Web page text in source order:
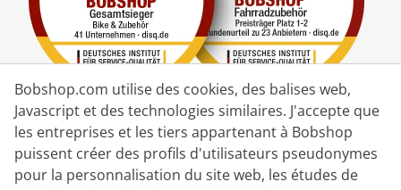
Partenaire de Livraison
Bobshop.com utilise des cookies, des balises web,
Javascript et des technologies similaires. J'accepte que
les entreprises et les tiers appartenant à Bobshop
puissent créer des profils d'utilisateurs pseudonymes
pour la personnalisation du site web, les études de